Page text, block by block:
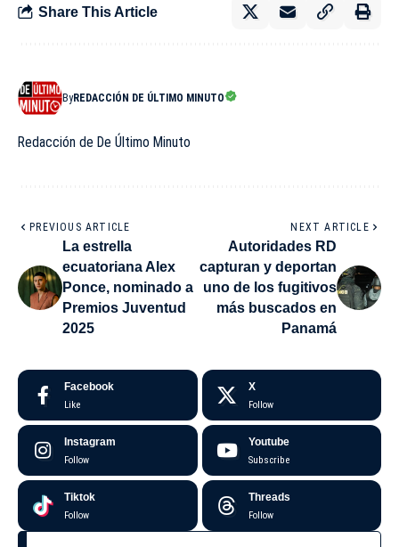
Share This Article
ByREDACCIÓN DE ÚLTIMO MINUTO
Redacción de De Último Minuto
PREVIOUS ARTICLE
La estrella
ecuatoriana Alex
Ponce, nominado a
Premios Juventud
2025
NEXT ARTICLE
Autoridades RD
capturan y deportan
uno de los fugitivos
más buscados en
Panamá
Facebook
Like
X
Follow
Instagram
Follow
Youtube
Subscribe
Tiktok
Follow
Threads
Follow